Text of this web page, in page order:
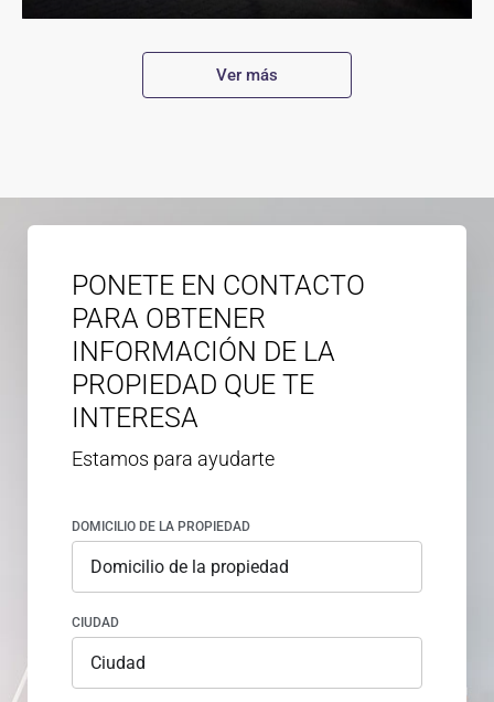
Ver más
PONETE EN CONTACTO
PARA OBTENER
INFORMACIÓN DE LA
PROPIEDAD QUE TE
INTERESA
Estamos para ayudarte
DOMICILIO DE LA PROPIEDAD
CIUDAD